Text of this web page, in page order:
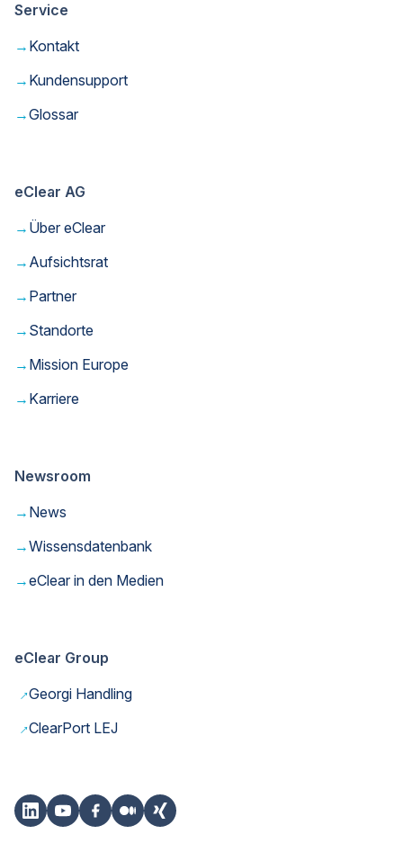
Service
→ Kontakt
→ Kundensupport
→Glossar
eClear AG
→ Über eClear
→ Aufsichtsrat
→ Partner
→ Standorte
→ Mission Europe
→ Karriere
Newsroom
→ News
→Wissensdatenbank
→eClear in den Medien
eClear Group
→Georgi Handling
→ClearPort LEJ